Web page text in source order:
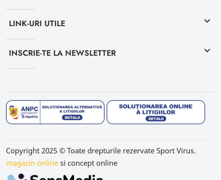
LINK-URI UTILE keyboard_arrow_down
INSCRIE-TE LA NEWSLETTER keyboard_arrow_down
Copyright 2025 © Toate drepturile rezervate Sport Virus.
magazin online si concept online